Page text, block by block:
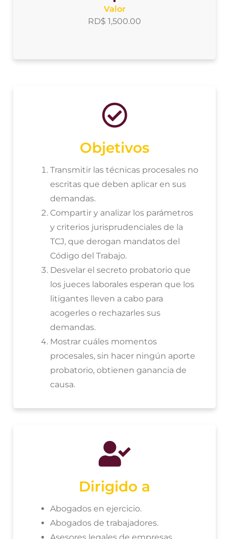
Valor
RD$ 1,500.00
Objetivos
Transmitir las técnicas procesales no
escritas que deben aplicar en sus
demandas.
Compartir y analizar los parámetros
y criterios jurisprudenciales de la
TCJ, que derogan mandatos del
Código del Trabajo.
Desvelar el secreto probatorio que
los jueces laborales esperan que los
litigantes lleven a cabo para
acogerles o rechazarles sus
demandas.
Mostrar cuáles momentos
procesales, sin hacer ningún aporte
probatorio, obtienen ganancia de
causa.
Dirigido a
Abogados en ejercicio.
Abogados de trabajadores.